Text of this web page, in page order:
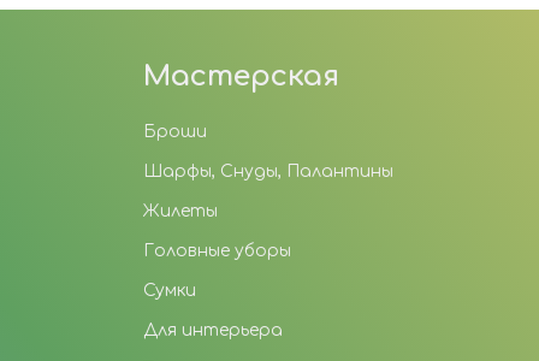
Мастерская
Броши
Шарфы, Снуды, Палантины
Жилеты
Головные уборы
Сумки
Для интерьера